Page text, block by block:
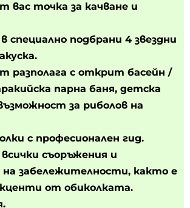
вас точка за качване и
специално подбрани 4 звездни
разполага с открит басейн /
парна баня, детска
за риболов на
с професионален гид.
всички съоръжения и
на забележителности, както е
от обиколката.